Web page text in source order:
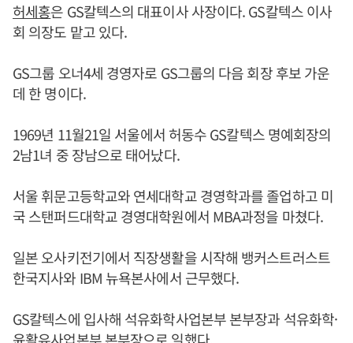
허세홍은 GS칼텍스의 대표이사 사장이다. GS칼텍스 이사
회 의장도 맡고 있다.
GS그룹 오너4세 경영자로 GS그룹의 다음 회장 후보 가운
데 한 명이다.
1969년 11월21일 서울에서 허동수 GS칼텍스 명예회장의
2남1녀 중 장남으로 태어났다.
서울 휘문고등학교와 연세대학교 경영학과를 졸업하고 미
국 스탠퍼드대학교 경영대학원에서 MBA과정을 마쳤다.
일본 오사키전기에서 직장생활을 시작해 뱅커스트러스트
한국지사와 IBM 뉴욕본사에서 근무했다.
GS칼텍스에 입사해 석유화학사업본부 본부장과 석유화학·